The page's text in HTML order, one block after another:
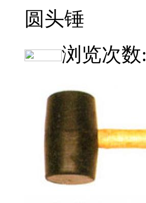
圆头锤
浏览次数: